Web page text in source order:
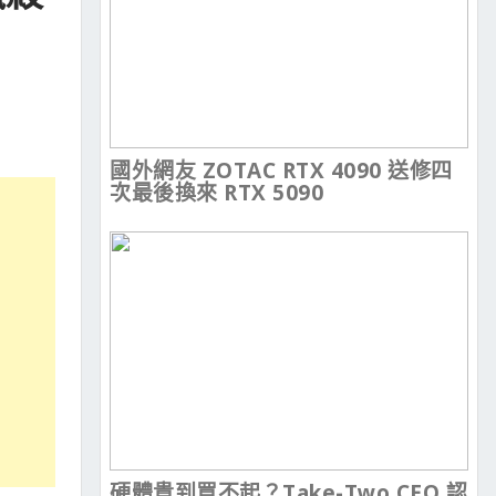
國外網友 ZOTAC RTX 4090 送修四
次最後換來 RTX 5090